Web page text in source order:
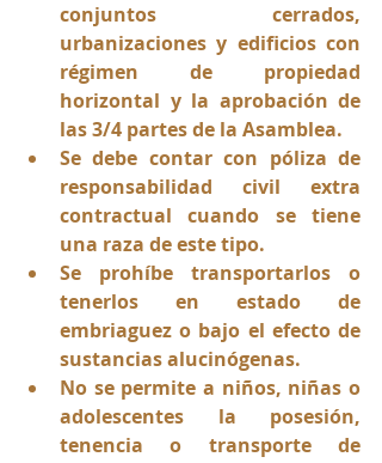
conjuntos cerrados,
urbanizaciones y edificios con
régimen de propiedad
horizontal y la aprobación de
las 3/4 partes de la Asamblea.
Se debe contar con póliza de
responsabilidad civil extra
contractual cuando se tiene
una raza de este tipo.
Se prohíbe transportarlos o
tenerlos en estado de
embriaguez o bajo el efecto de
sustancias alucinógenas.
No se permite a niños, niñas o
adolescentes la posesión,
tenencia o transporte de